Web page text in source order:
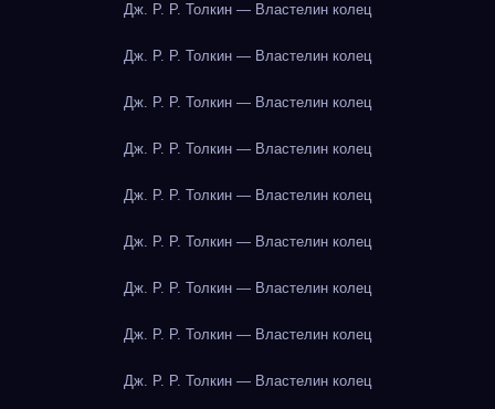
Дж. Р. Р. Толкин — Властелин колец
Дж. Р. Р. Толкин — Властелин колец
Дж. Р. Р. Толкин — Властелин колец
Дж. Р. Р. Толкин — Властелин колец
Дж. Р. Р. Толкин — Властелин колец
Дж. Р. Р. Толкин — Властелин колец
Дж. Р. Р. Толкин — Властелин колец
Дж. Р. Р. Толкин — Властелин колец
Дж. Р. Р. Толкин — Властелин колец